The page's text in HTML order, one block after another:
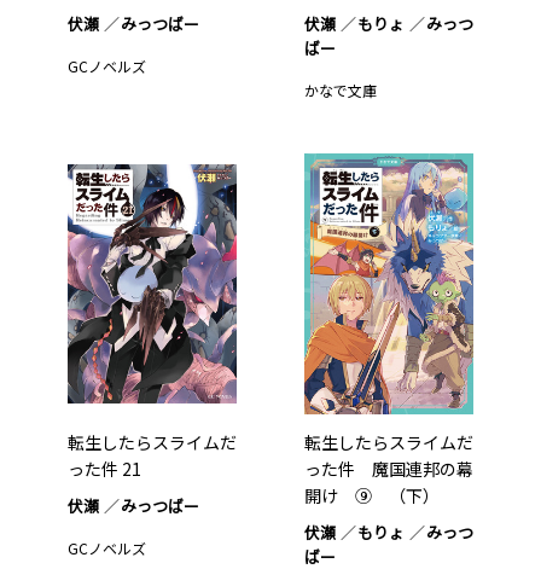
BOOK…1
伏瀬 みっつばー
GCノベルズ
伏瀬 もりょ
みっつ
ばー
かなで文庫
転生したらスライムだ
った件 21
伏瀬 みっつばー
GCノベルズ
転生したらスライムだ
った件 魔国連邦の幕
開け ⑨ （下）
伏瀬 もりょ
みっつ
ばー